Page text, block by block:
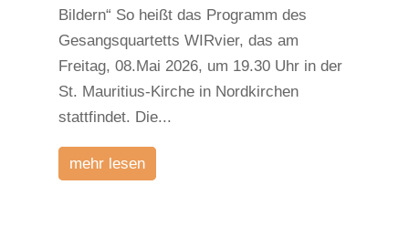
Bildern“ So heißt das Programm des
Gesangsquartetts WIRvier, das am
Freitag, 08.Mai 2026, um 19.30 Uhr in der
St. Mauritius-Kirche in Nordkirchen
stattfindet. Die...
mehr lesen